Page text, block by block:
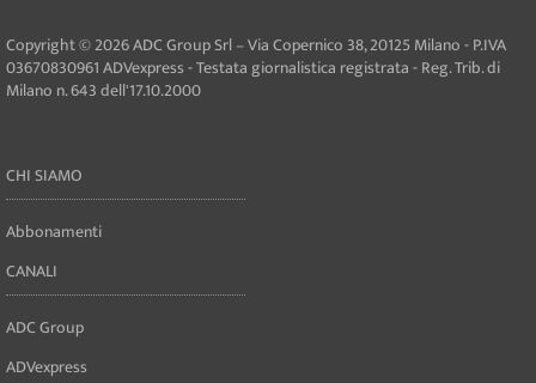
Copyright © 2026 ADC Group Srl – Via Copernico 38, 20125 Milano - P.IVA
03670830961 ADVexpress - Testata giornalistica registrata - Reg. Trib. di
Milano n. 643 dell'17.10.2000
CHI SIAMO
Abbonamenti
CANALI
ADC Group
ADVexpress